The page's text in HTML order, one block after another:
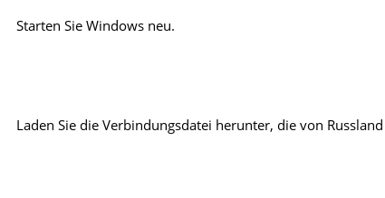
Starten Sie Windows neu.
Laden Sie die Verbindungsdatei herunter, die von